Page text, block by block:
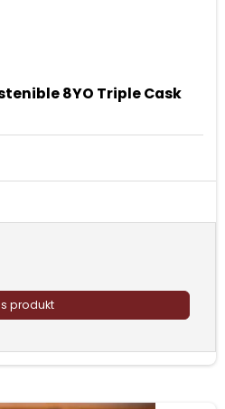
8YO Triple Cask
produkt